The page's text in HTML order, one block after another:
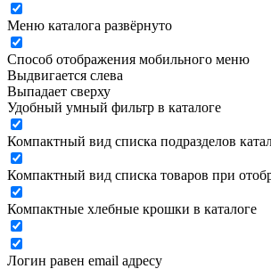
Меню каталога развёрнуто
Способ отображения мобильного меню
Выдвигается слева
Выпадает сверху
Удобный умный фильтр в каталоге
Компактный вид списка подразделов
Компактный вид списка товаров при
Компактные хлебные крошки в каталоге
Логин равен email адресу